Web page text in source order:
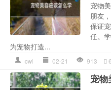
宠物
朋友
保证
任。
为宠物打造...
cwl 02-21 913
宠物